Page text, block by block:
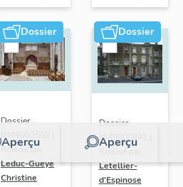
d'Angers
d'Angers
Dossier
Aperçu
Dossier
IM49002558 |
Réalisé par
Leduc-Gueye
Christine
Dossier
Aperçu
Dossier
IA49000941 |
Réalisé par
Letellier-
d'Espinose